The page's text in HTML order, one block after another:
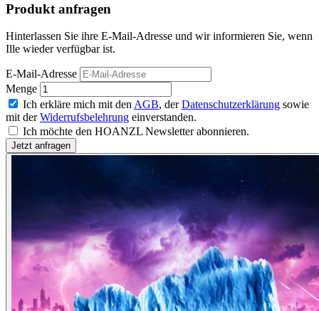
Produkt anfragen
Hinterlassen Sie ihre E-Mail-Adresse und wir informieren Sie, wenn
Ille wieder verfügbar ist.
E-Mail-Adresse
Menge
Ich erkläre mich mit den AGB, derDatenschutzerklärung sowie
mit derWiderrufsbelehrung einverstanden.
Ich möchte den HOANZL Newsletter abonnieren.